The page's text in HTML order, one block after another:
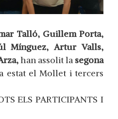
Talló, Guillem Porta,
Mínguez, Artur Valls,
han assolit lasegona
estat el Mollet i tercers
ELS PARTICIPANTS I